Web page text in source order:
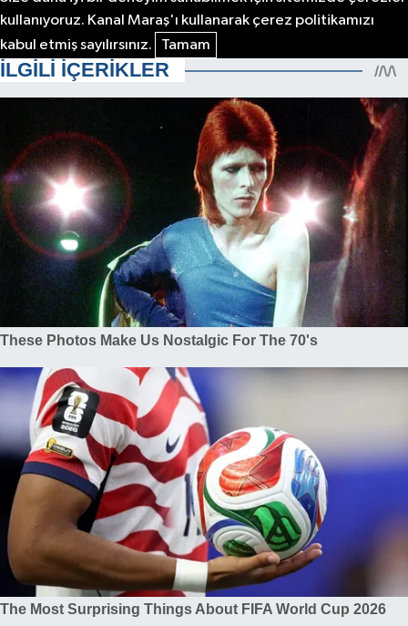
kullanıyoruz. Kanal Maraş'ı kullanarak çerez politikamızı
kabul etmiş sayılırsınız.
Tamam